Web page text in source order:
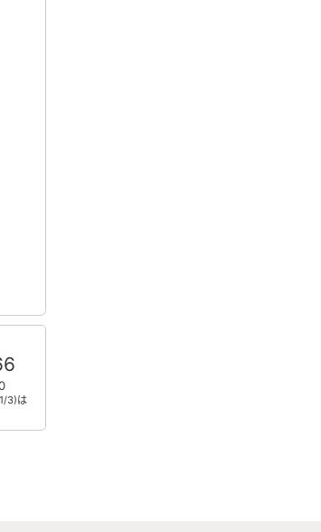
3)は